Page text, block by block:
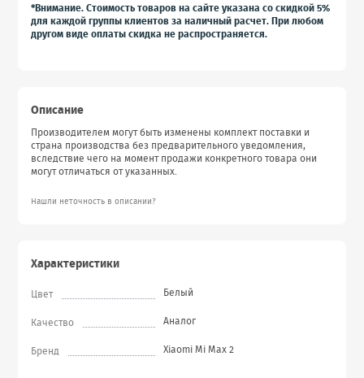
*Внимание. Стоимость товаров на сайте указана со скидкой 5%
для каждой группы клиентов за наличный расчет. При любом
другом виде оплаты скидка не распространяется.
Описание
Производителем могут быть изменены комплект поставки и
страна производства без предварительного уведомления,
вследствие чего на момент продажи конкретного товара они
могут отличаться от указанных.
Нашли неточность в описании?
Характеристики
Цвет
Белый
Качество
Аналог
Бренд
Xiaomi Mi Max 2